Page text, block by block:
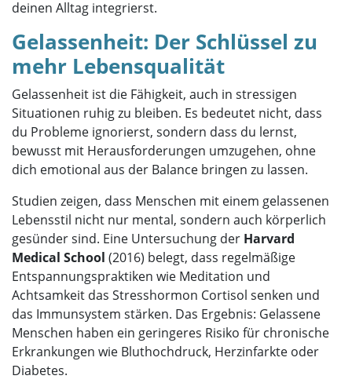
deinen Alltag integrierst.
Gelassenheit: Der Schlüssel zu
mehr Lebensqualität
Gelassenheit ist die Fähigkeit, auch in stressigen
Situationen ruhig zu bleiben. Es bedeutet nicht, dass
du Probleme ignorierst, sondern dass du lernst,
bewusst mit Herausforderungen umzugehen, ohne
dich emotional aus der Balance bringen zu lassen.
Studien zeigen, dass Menschen mit einem gelassenen
Lebensstil nicht nur mental, sondern auch körperlich
gesünder sind. Eine Untersuchung der Harvard
Medical School (2016) belegt, dass regelmäßige
Entspannungspraktiken wie Meditation und
Achtsamkeit das Stresshormon Cortisol senken und
das Immunsystem stärken. Das Ergebnis: Gelassene
Menschen haben ein geringeres Risiko für chronische
Erkrankungen wie Bluthochdruck, Herzinfarkte oder
Diabetes.